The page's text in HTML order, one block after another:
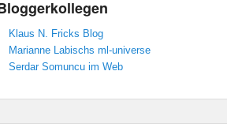
Klaus N. Fricks Blog
Marianne Labischs ml-universe
Serdar Somuncu im Web